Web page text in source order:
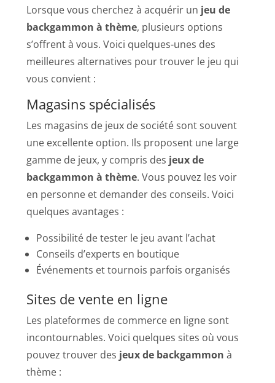
Lorsque vous cherchez à acquérir un jeu de
backgammon à thème, plusieurs options
s’offrent à vous. Voici quelques-unes des
meilleures alternatives pour trouver le jeu qui
vous convient :
Magasins spécialisés
Les magasins de jeux de société sont souvent
une excellente option. Ils proposent une large
gamme de jeux, y compris des jeux de
backgammon à thème. Vous pouvez les voir
en personne et demander des conseils. Voici
quelques avantages :
Possibilité de tester le jeu avant l’achat
Conseils d’experts en boutique
Événements et tournois parfois organisés
Sites de vente en ligne
Les plateformes de commerce en ligne sont
incontournables. Voici quelques sites où vous
pouvez trouver des jeux de backgammon à
thème :